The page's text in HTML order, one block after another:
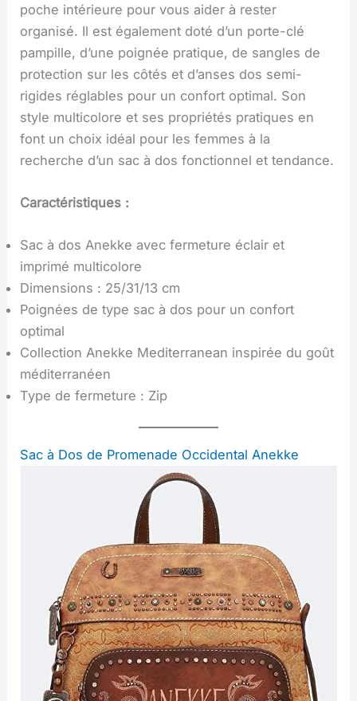
poche intérieure pour vous aider à rester
organisé. Il est également doté d’un porte-clé
pampille, d’une poignée pratique, de sangles de
protection sur les côtés et d’anses dos semi-
rigides réglables pour un confort optimal. Son
style multicolore et ses propriétés pratiques en
font un choix idéal pour les femmes à la
recherche d’un sac à dos fonctionnel et tendance.
Caractéristiques :
Sac à dos Anekke avec fermeture éclair et
imprimé multicolore
Dimensions : 25/31/13 cm
Poignées de type sac à dos pour un confort
optimal
Collection Anekke Mediterranean inspirée du goût
méditerranéen
Type de fermeture : Zip
Sac à Dos de Promenade Occidental Anekke